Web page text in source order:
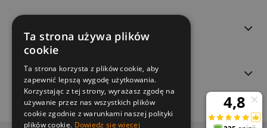
O NAS
Ta strona używa plików
cookie
Ta strona korzysta z plików cookie, aby
zapewnić lepszą wygodę użytkowania.
Korzystając z tej strony, wyrażasz zgodę na
używanie przez nas wszystkich plików
cookie zgodnie z warunkami naszej polityki
plików cookie. Dowiedz się więcej